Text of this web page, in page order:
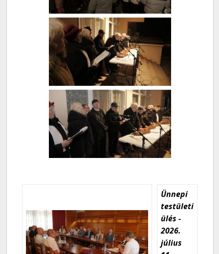
Ünnepi
testületi
ülés -
2026.
július